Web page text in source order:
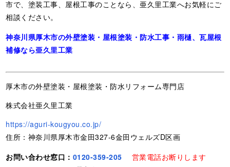
市で、塗装工事、屋根工事のことなら、亜久里工業へお気軽にご
相談ください。
神奈川県厚木市の外壁塗装・屋根塗装・防水工事・雨樋、瓦屋根
補修なら亜久里工業
厚木市の外壁塗装・屋根塗装・防水リフォーム専門店
株式会社亜久里工業
https://aguri-kougyou.co.jp/
住所：神奈川県厚木市金田327-6金田ウェルズD区画
お問い合わせ窓口： 0120-359-205
営業電話お断りします